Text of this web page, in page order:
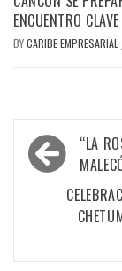
ENCUENTRO
BYCARIBE EMPRESARIAL
de
entradas
“LA